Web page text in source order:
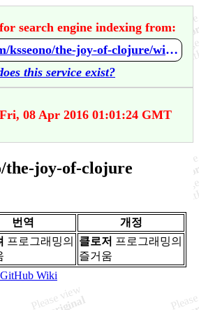
search engine indexing from:
https://github.com/ksseono/the-joy-of-clojure/wiki/%EA%B8%B0%ED%83%80
this service exist?
08 Apr 2016 01:01:24 GMT
the-joy-of-clojure
번역
개정
프로그래밍의
클로저 프로그래밍의
즐거움
Wiki